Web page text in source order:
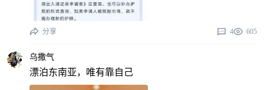
分享 4 605
乌撒气
漂泊东南亚，唯有靠自己